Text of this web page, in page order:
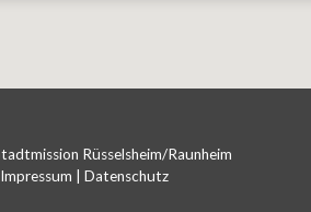
Rüsselsheim/Raunheim
Impressum
Datenschutz